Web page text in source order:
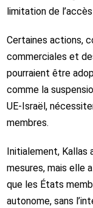
limitation de
Certaines actions,
commerciales et
pourraient être
comme la
UE-Israël,
membres.
Initialement,
mesures, mais elle
que les États
autonome, sans